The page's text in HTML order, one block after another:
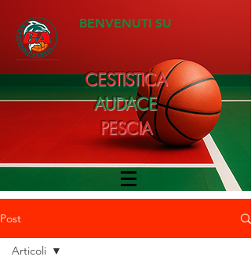
BENVENUTI SU
CESTISTICA
AUDACE
PESCIA
Post
Articoli